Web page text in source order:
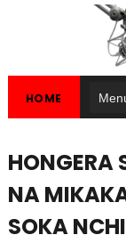
HOME
HONGERA
NA
SOKA